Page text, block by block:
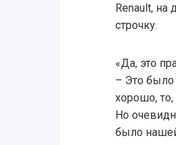
Renault, на
строчку.
«Да, это
– Это было
хорошо, то,
Но
было